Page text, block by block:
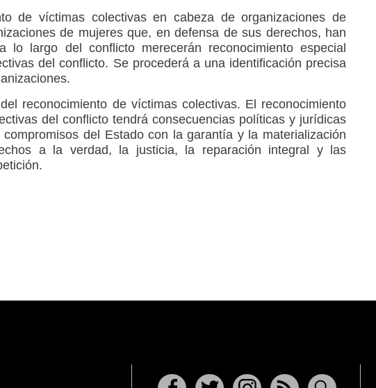
de víctimas colectivas en cabeza de organizaciones de
de mujeres que, en defensa de sus derechos, han
lo largo del conflicto merecerán reconocimiento especial
del conflicto. Se procederá a una identificación precisa
reconocimiento de víctimas colectivas. El reconocimiento
del conflicto tendrá consecuencias políticas y jurídicas
del Estado con la garantía y la materialización
a la verdad, la justicia, la reparación integral y las